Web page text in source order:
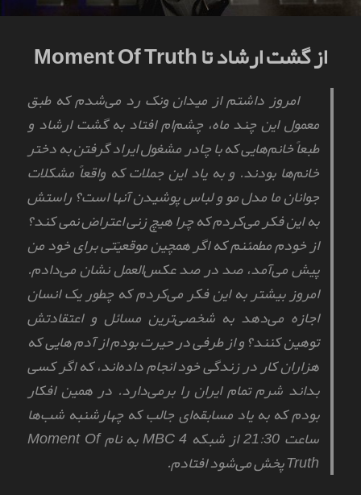
از گشت ارشاد تا Moment Of Truth
امروز داشتم از میدان ونک رد می‌شدم که طبق
معمول این چند ماه، چشم‌ام افتاد به گشت ارشاد و
طبعاً خانم‌هایی که با چادر مشغول ایراد گرفتن به دختر
خانم‌ها بودند. و به یاد این جملات که واقعاً مشکلات
جوانان ما مدل مو و لباس پوشیدن آنها است؟ راستش
به این فکر می‌کردم که چرا هیچ زنی اعتراض نمی کند؟
از خودم مطمئنم که اگر همچین موقعیّتی برای خود من
پیش می‌آمد، صد در صد عکس‌العمل نشان می‌دادم.
امروز بیشتر به این فکر می‌کردم که چطور یک انسان
اجازه می‌دهد به شخصی‌ترین مسائل و اعتقادتش
توهین کنند؟ و از طرفی در حیرت بودم از آدم هایی که
هزاران کار در زندگی خود انجام داده‌اند، که اگر کسی
بداند شرم تمام ایران را بر‌می‌دارد. در همین افکار
بودم که به یاد مسابقه‌ای جالب که چهارشنبه شب‌ها
ساعت 21:30 از شبکه MBC 4 به نام Moment Of
Truth پخش می‌شود افتادم.